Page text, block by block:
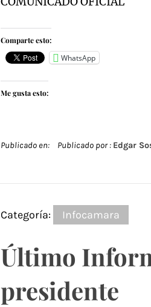
Comparte esto:
WhatsApp
Me gusta esto:
Publicado en: Publicado por : Edgar
Categoría: Infocamara
Último
presidente